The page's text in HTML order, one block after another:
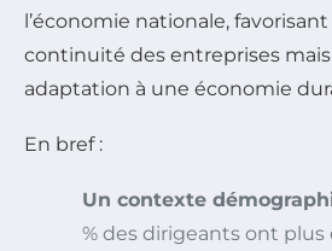
l’économie nationale,
continuité des entreprises
adaptation à une économie
En bref :
Un contexte
% des dirigeants ont plus